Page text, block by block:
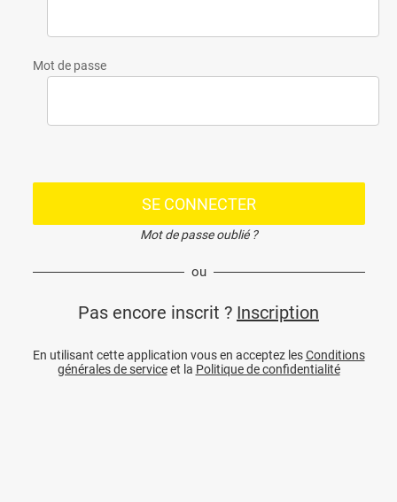
Mot de passe
SE CONNECTER
Mot de passe oublié ?
ou
Pas encore inscrit ? Inscription
En utilisant cette application vous en acceptez lesConditions
générales de serviceet la Politique de confidentialité